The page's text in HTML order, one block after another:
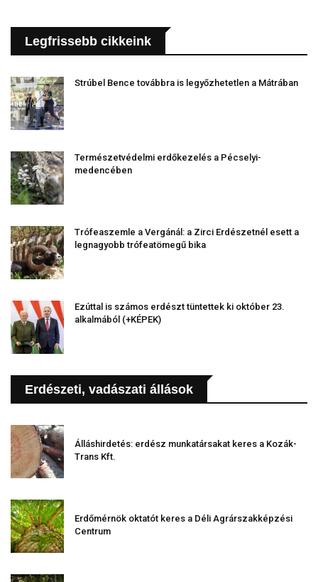
Legfrissebb cikkeink
Strúbel Bence továbbra is legyőzhetetlen a Mátrában
Természetvédelmi erdőkezelés a Pécselyi-
medencében
Trófeaszemle a Vergánál: a Zirci Erdészetnél esett a
legnagyobb trófeatömegű bika
Ezúttal is számos erdészt tüntettek ki október 23.
alkalmából (+KÉPEK)
Erdészeti, vadászati állások
Álláshirdetés: erdész munkatársakat keres a Kozák-
Trans Kft.
Erdőmérnök oktatót keres a Déli Agrárszakképzési
Centrum